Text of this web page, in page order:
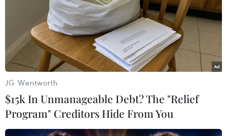
Người dân di chuyển xe tải khỏi khu vực bến đỗ xe 46 Chương
Dương Độ (quận Hoàn Kiếm). (Ảnh: Phạm Tuấn Anh/TTXVN)
JG Wentworth
$15k In Unmanageable Debt? The "Relief
Program" Creditors Hide From You